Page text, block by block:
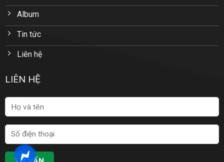
Album
Tin tức
Liên hệ
LIÊN HỆ